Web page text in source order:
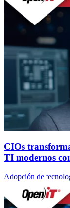
CIOs
TI modernos
Adopción de